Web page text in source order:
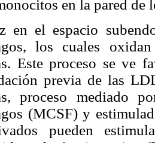
en la pared de
en el espacio
los cuales
Este proceso se ve
previa de las
proceso mediado
(MCSF) y
pueden